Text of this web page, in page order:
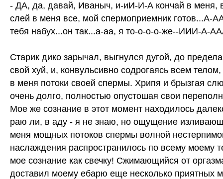
- ДА, да, давай, Иваныч, и-иИ-И-А кончай в меня,
слей в меня все, мой спермоприемник готов...А-
тебя набух...он так...а-аа, я то-о-о-о-же--ИИИ-А-
Старик дико зарычал, выгнулся дугой, до
свой хуй, и, конвульсивно содрогаясь всем
в меня потоки своей спермы. Хрипя и брызгая
очень долго, полностью опустошая свои
Мое же сознание в этот момент находилось
раю ли, в аду - я не знаю, но ощущение
меня мощных потоков спермы волной
наслаждения распространилось по всему моему
мое сознание как свечку! Сжимающийся от
доставил моему ебарю еще несколько приятных